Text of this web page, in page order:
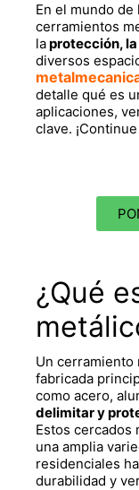
En el mundo
cerramientos
laprotección,
diversos
detalle qué es
aplicaciones,
clave.
¿Qué
Un cerramiento
fabricada
como acero,
delimitar y
Estos cercados
una amplia
residenciales
durabilidad y